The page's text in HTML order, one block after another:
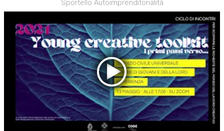
Sportello Autoimprenditorialità